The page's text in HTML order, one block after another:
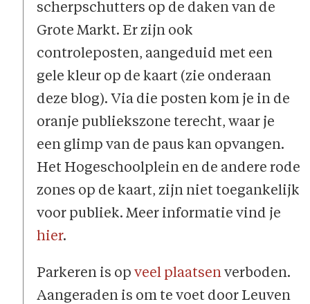
scherpschutters op de daken van de
Grote Markt. Er zijn ook
controleposten, aangeduid met een
gele kleur op de kaart (zie onderaan
deze blog). Via die posten kom je in de
oranje publiekszone terecht, waar je
een glimp van de paus kan opvangen.
Het Hogeschoolplein en de andere rode
zones op de kaart, zijn niet toegankelijk
voor publiek. Meer informatie vind je
hier.
Parkeren is opveel plaatsen verboden.
Aangeraden is om te voet door Leuven